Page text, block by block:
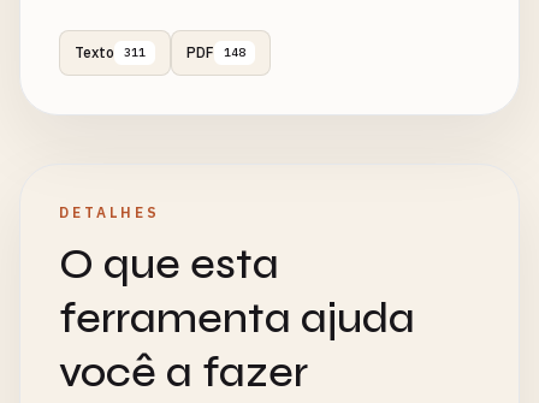
Texto 311 PDF 148
DETALHES
O que esta
ferramenta ajuda
você a fazer